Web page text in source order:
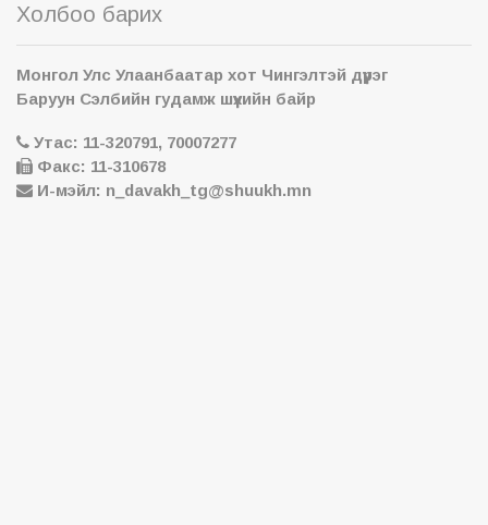
Холбоо барих
Монгол Улс Улаанбаатар хот Чингэлтэй дүүрэг
Баруун Сэлбийн гудамж шүүхийн байр
Утас: 11-320791, 70007277
Факс: 11-310678
И-мэйл: n_davakh_tg@shuukh.mn